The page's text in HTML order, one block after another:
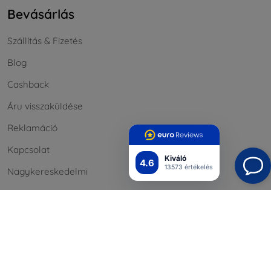
4.6 Kiváló
13573 értékelés
Bevásárlás
Szállítás & Fizetés
Blog
Cashback
Áru visszaküldése
Reklamáció
Kapcsolat
Nagykereskedelmi